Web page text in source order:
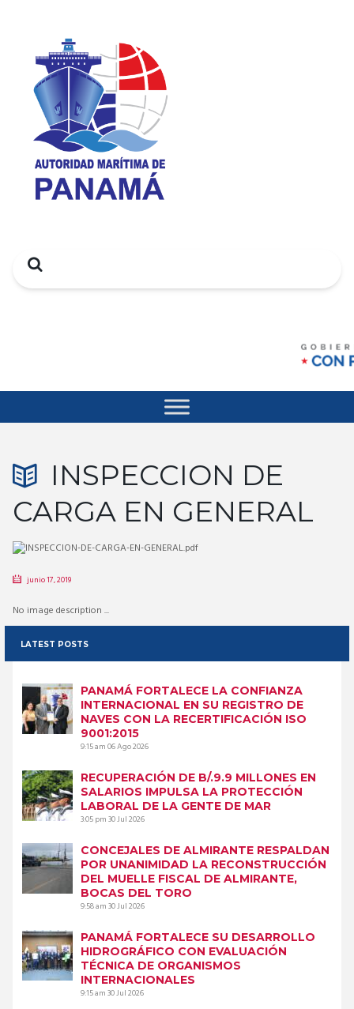
Search
INSPECCION DE
CARGA EN GENERAL
junio 17, 2019
No image description ...
LATEST POSTS
PANAMÁ FORTALECE LA CONFIANZA
INTERNACIONAL EN SU REGISTRO DE
NAVES CON LA RECERTIFICACIÓN ISO
9001:2015
9:15 am06 Ago 2026
RECUPERACIÓN DE B/.9.9 MILLONES EN
SALARIOS IMPULSA LA PROTECCIÓN
LABORAL DE LA GENTE DE MAR
3:05 pm30 Jul 2026
CONCEJALES DE ALMIRANTE RESPALDAN
POR UNANIMIDAD LA RECONSTRUCCIÓN
DEL MUELLE FISCAL DE ALMIRANTE,
BOCAS DEL TORO
9:58 am30 Jul 2026
PANAMÁ FORTALECE SU DESARROLLO
HIDROGRÁFICO CON EVALUACIÓN
TÉCNICA DE ORGANISMOS
INTERNACIONALES
9:15 am30 Jul 2026